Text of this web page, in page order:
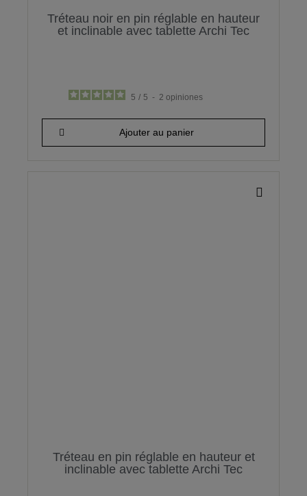
Tréteau noir en pin réglable en hauteur
et inclinable avec tablette Archi Tec
5 / 5 - 2opiniones
59,90 €
Ajouter au panier
Tréteau en pin réglable en hauteur et
inclinable avec tablette Archi Tec